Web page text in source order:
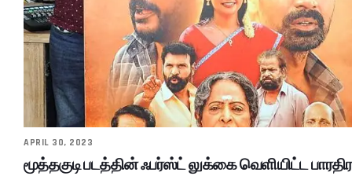
APRIL 30, 2023
மூத்தகுடி படத்தின் ஃபர்ஸ்ட் லுக்கை வெளியிட்ட